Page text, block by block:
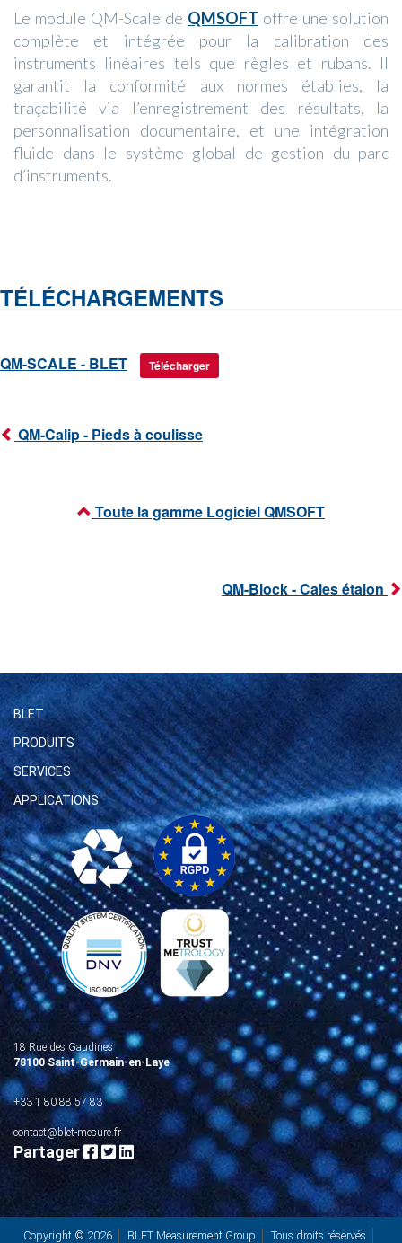
Le module QM-Scale de QMSOFT offre une solution
complète et intégrée pour la calibration des
instruments linéaires tels que règles et rubans. Il
garantit la conformité aux normes établies, la
traçabilité via l’enregistrement des résultats, la
personnalisation documentaire, et une intégration
fluide dans le système global de gestion du parc
d’instruments.
TÉLÉCHARGEMENTS
QM-SCALE - BLET Télécharger
QM-Calip - Pieds à coulisse
Toute la gamme Logiciel QMSOFT
QM-Block - Cales étalon
BLET
PRODUITS
SERVICES
APPLICATIONS
18 Rue des Gaudines
78100 Saint-Germain-en-Laye
+33 1 80 88 57 83
contact@blet-mesure.fr
Partager
Copyright © 2026 BLET Measurement Group Tous droits réservés